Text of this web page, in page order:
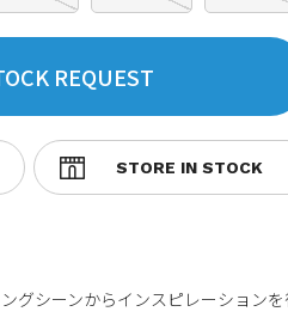
REQUEST
グシーンからインスピレーション